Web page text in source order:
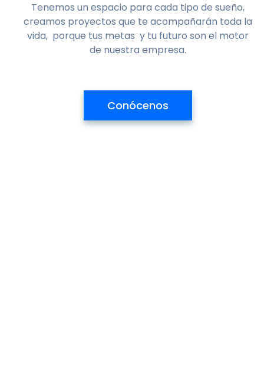
Tenemos un espacio para cada tipo de sueño,
creamos proyectos que te acompañarán toda la
vida, porque tus metas y tu futuro son el motor
de nuestra empresa.
Conócenos